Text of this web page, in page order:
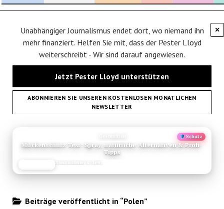
×
Unabhängiger Journalismus endet dort, wo niemand ihn
mehr finanziert. Helfen Sie mit, dass der Pester Lloyd
weiterschreibt - Wir sind darauf angewiesen.
Jetzt Pester Lloyd unterstützen
ABONNIEREN SIE UNSEREN KOSTENLOSEN MONATLICHEN
NEWSLETTER
Schutz
Mückenschutz Test: Spray, natürliche Alternativen & Profi-
Tipps
Beiträge veröffentlicht in “Polen”